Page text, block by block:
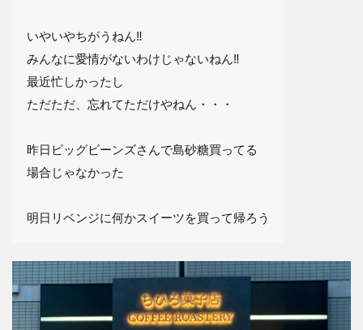
いやいやちがうねん‼︎
みんなに愛情がないわけじゃないねん‼︎
最近忙しかったし
ただただ、忘れてただけやねん・・・
昨日ビッグビーンズさんで島砂糖買ってる
場合じゃなかった
明日リベンジに何かスイーツを買って帰ろう